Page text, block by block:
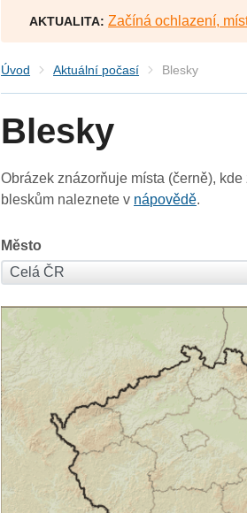
AKTUALITA: Začíná ochlazení,
Úvod Aktuální počasí Blesky
Blesky
Obrázek znázorňuje místa (černě),
bleskům naleznete v nápovědě.
Město